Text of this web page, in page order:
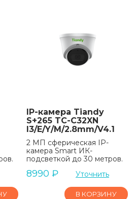
IP-камера Tiandy
S+265 TC-C32XN
I3/E/Y/M/2.8mm/V4.1
2 МП сферическая IP-
камера Smart ИК-
подсветкой до 30 метров.
8990 ₽ Уточнить
В КОРЗИНУ